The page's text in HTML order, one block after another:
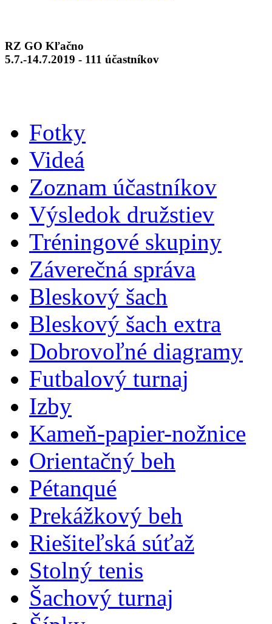
RZ GO Kľačno
5.7.-14.7.2019 - 111 účastníkov
Fotky
Videá
Zoznam účastníkov
Výsledok družstiev
Tréningové skupiny
Záverečná správa
Bleskový šach
Bleskový šach extra
Dobrovoľné diagramy
Futbalový turnaj
Izby
Kameň-papier-nožnice
Orientačný beh
Pétanqué
Prekážkový beh
Riešiteľská súťaž
Stolný tenis
Šachový turnaj